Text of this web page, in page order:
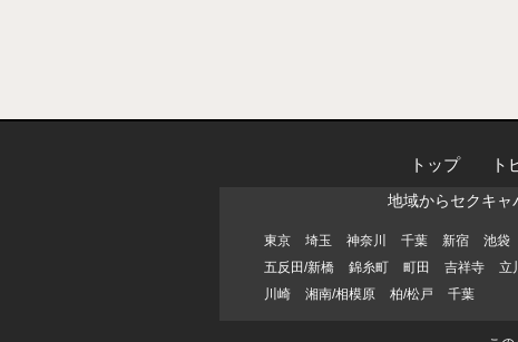
トップ ト
地域からセクキャ
東京 埼玉 神奈川 千葉 新宿 池袋
五反田/新橋
錦糸町 町田 吉祥寺 立
川崎
湘南/相模原 柏/松戸 千葉